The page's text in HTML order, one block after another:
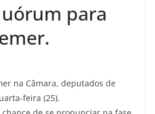
para
na Câmara, deputados de
feira (25).